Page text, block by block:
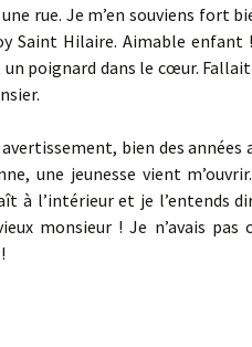
rue. Je m’en souviens fort
Saint Hilaire. Aimable
un poignard dans le cœur.
avertissement, bien des
une jeunesse vient
à l’intérieur et je l’entends
monsieur ! Je n’avais